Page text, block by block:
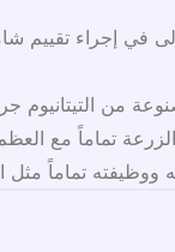
في إجراء تقييم
من التيتانيوم
تماماً مع
ووظيفته تماماً مثل